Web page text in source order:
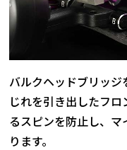
バルクヘッドブリッ
じれを引き出したフ
るスピンを防止し、
ります。